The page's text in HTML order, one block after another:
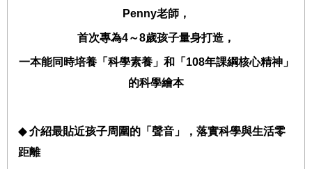
Penny老師，
首次專為4～8歲孩子量身打造，
一本能同時培養「科學素養」和「 108年課綱核心精神」
的科學繪本
◆ 介紹最貼近孩子周圍的「聲音」，落實科學與生活零
距離